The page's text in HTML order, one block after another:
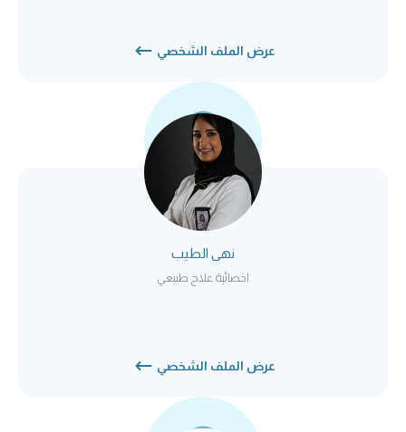
عرض الملف الشخصي
نهى الطيب
اخصائية علاج طبيعي
عرض الملف الشخصي